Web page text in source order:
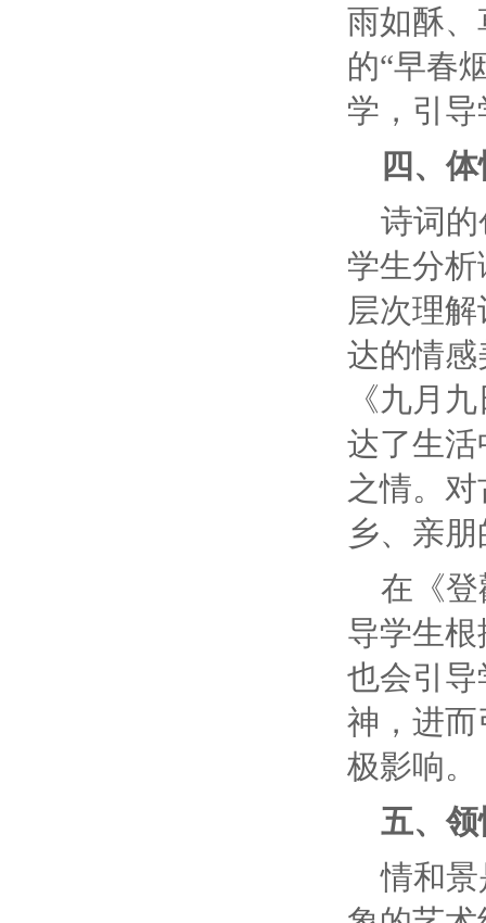
雨如酥
的“早春
学，引
四、
诗词
学生分
层次理
达的情
《九月
达了生
之情。
乡、亲
在《登
导学生
也会引
神，进
极影响。
五、
情和